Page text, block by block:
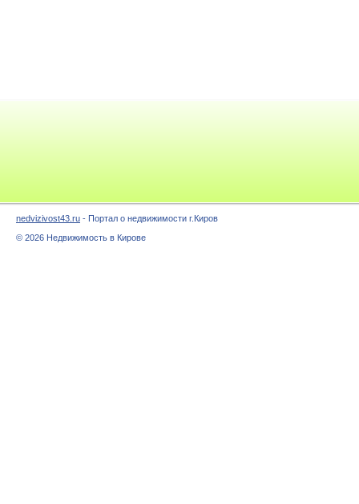
nedvizivost43.ru - Портал о недвижимости г.Киров
© 2026 Недвижимость в Кирове